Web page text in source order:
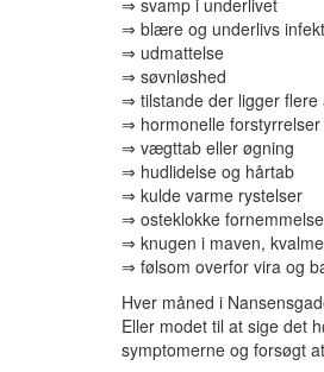
⇒ svamp i underlivet
⇒ blære og underlivs
⇒ udmattelse
⇒ søvnløshed
⇒ tilstande der ligger flere
⇒ hormonelle
⇒ vægttab eller øgning
⇒ hudlidelse og hårtab
⇒ kulde varme rystelser
⇒ osteklokke
⇒ knugen i maven,
⇒ følsom overfor vira og
Hver måned i
Eller modet til at sige det
symptomerne og forsøgt